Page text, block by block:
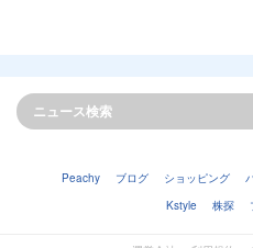
Peachy ブログ ショッピング
Kstyle
株探